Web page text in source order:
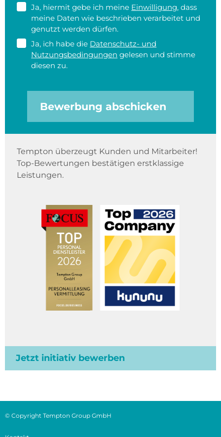
Ja, hiermit gebe ich meine Einwilligung, dass
meine Daten wie beschrieben verarbeitet und
genutzt werden dürfen.
Ja, ich habe die Datenschutz- und
Nutzungsbedingungen gelesen und stimme
diesen zu.
Bewerbung abschicken
Tempton überzeugt Kunden und Mitarbeiter!
Top-Bewertungen bestätigen erstklassige
Leistungen.
Jetzt initiativ bewerben
© Copyright Tempton Group GmbH